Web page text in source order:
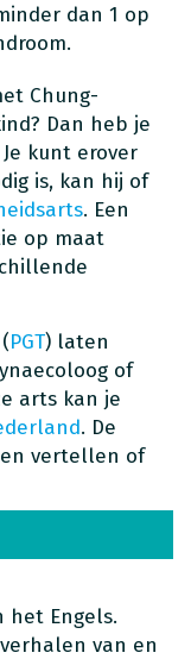
dan 1 op
Chung-
Dan heb je
Je kunt erover
is, kan hij of
. Een
op maat
PGT) laten
of
arts kan je
. De
vertellen of
het Engels.
van en